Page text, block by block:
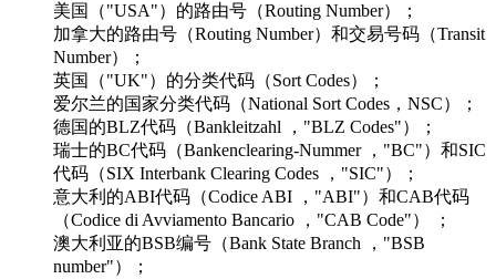
美国（"USA"）的路由号（Routing Number）；
加拿大的路由号（Routing Number）和交易号码（Transit
Number）；
英国（"UK"）的分类代码（Sort Codes）；
爱尔兰的国家分类代码（National Sort Codes，NSC）；
德国的BLZ代码（Bankleitzahl ，"BLZ Codes"）；
瑞士的BC代码（Bankenclearing-Nummer ，"BC"）和SIC
代码（SIX Interbank Clearing Codes ，"SIC"）；
意大利的ABI代码（Codice ABI ，"ABI"）和CAB代码
（Codice di Avviamento Bancario ，"CAB Code"） ；
澳大利亚的BSB编号（Bank State Branch ，"BSB
number"）；